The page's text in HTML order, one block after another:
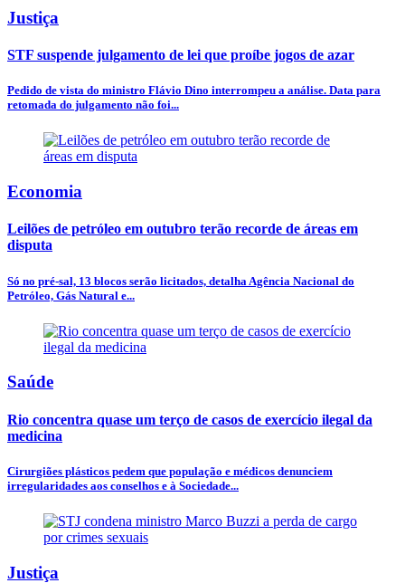
Justiça
STF suspende julgamento de lei que proíbe jogos de azar
Pedido de vista do ministro Flávio Dino interrompeu a análise. Data para
retomada do julgamento não foi...
Economia
Leilões de petróleo em outubro terão recorde de áreas em
disputa
Só no pré-sal, 13 blocos serão licitados, detalha Agência Nacional do
Petróleo, Gás Natural e...
Saúde
Rio concentra quase um terço de casos de exercício ilegal da
medicina
Cirurgiões plásticos pedem que população e médicos denunciem
irregularidades aos conselhos e à Sociedade...
Justiça